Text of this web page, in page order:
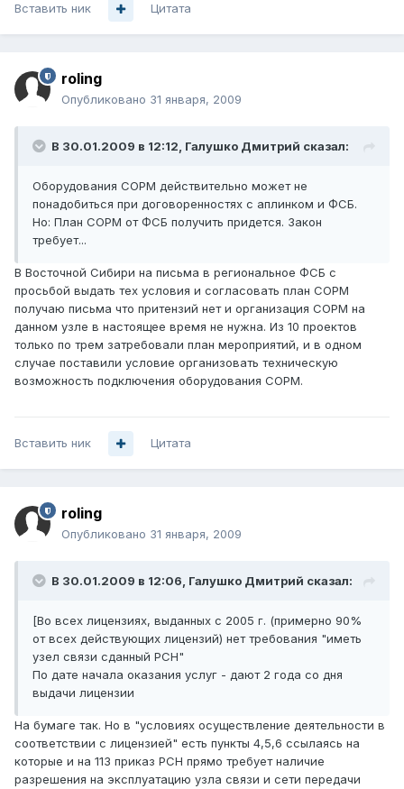
Вставить ник Цитата
roling
Опубликовано 31 января, 2009
В 30.01.2009 в 12:12, Галушко Дмитрий сказал:
Оборудования СОРМ действительно может не
понадобиться при договоренностях с аплинком и ФСБ.
Но: План СОРМ от ФСБ получить придется. Закон
требует...
В Восточной Сибири на письма в региональное ФСБ с
просьбой выдать тех условия и согласовать план СОРМ
получаю письма что притензий нет и организация СОРМ на
данном узле в настоящее время не нужна. Из 10 проектов
только по трем затребовали план мероприятий, и в одном
случае поставили условие организовать техническую
возможность подключения оборудования СОРМ.
Вставить ник Цитата
roling
Опубликовано 31 января, 2009
В 30.01.2009 в 12:06, Галушко Дмитрий сказал:
[Во всех лицензиях, выданных с 2005 г. (примерно 90%
от всех действующих лицензий) нет требования "иметь
узел связи сданный РСН"
По дате начала оказания услуг - дают 2 года со дня
выдачи лицензии
На бумаге так. Но в "условиях осуществление деятельности в
соответствии с лицензией" есть пункты 4,5,6 ссылаясь на
которые и на 113 приказ РСН прямо требует наличие
разрешения на эксплуатацию узла связи и сети передачи